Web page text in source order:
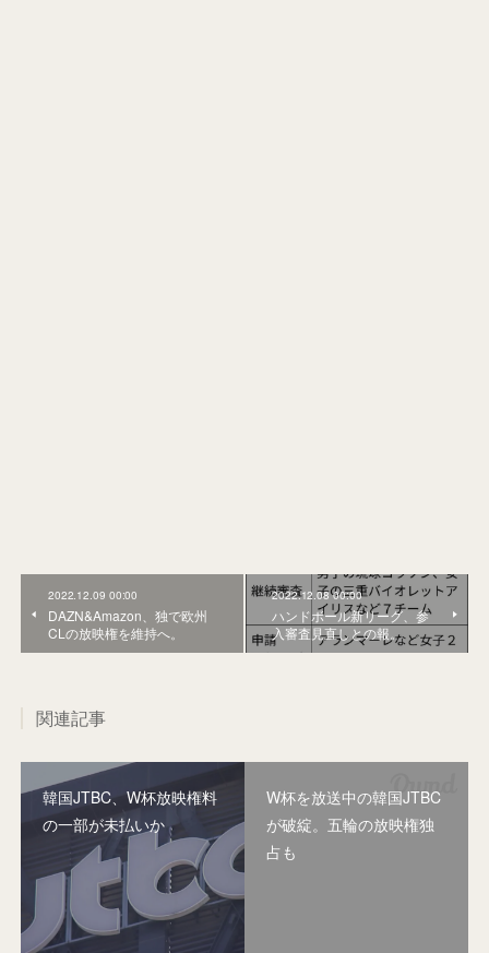
2022.12.09 00:00
DAZN&Amazon、独で欧州
CLの放映権を維持へ。
2022.12.08 00:00
ハンドボール新リーグ、参
入審査見直しとの報。
関連記事
韓国JTBC、W杯放映権料
の一部が未払いか
W杯を放送中の韓国JTBC
が破綻。五輪の放映権独
占も